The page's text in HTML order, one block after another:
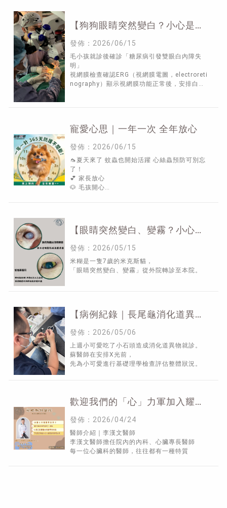
【狗狗眼睛突然變白？小心是糖
發佈：2026/06/15
毛小孩就診後確診「糖尿病引發雙眼白內障失
明」
視網膜檢查確認ERG（視網膜電圖，electroreti
nography）顯示視網膜功能正常後，安排白內
寵愛心思｜一年一次 全年放心
發佈：2026/06/15
🦟夏天來了 蚊蟲也開始活躍 心絲蟲預防可別忘
了！
💕 家長放心
🐶 毛孩開心
【眼睛突然變白、變霧？小心不
發佈：2026/05/15
米糊是一隻7歲的米克斯貓，
「眼睛突然變白、變霧」從外院轉診至本院。
【病例紀錄｜長尾龜消化道異
特寵門診| 新竹烏龜看診
發佈：2026/05/06
上週小可愛吃了小石頭造成消化道異物就診。
蘇醫師在安排X光前，
先為小可愛進行基礎理學檢查評估整體狀況。
歡迎我們的「心」力軍加入耀眼
發佈：2026/04/24
醫師介紹｜李漢文醫師
李漢文醫師擔任院內的內科、心臟專長醫師
每一位心臟科的醫師，往往都有一種特質